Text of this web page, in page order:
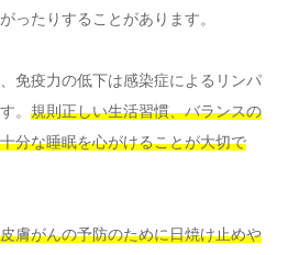
ったりすることがあります。
免疫力の低下は感染症によるリンパ
。 規則正しい生活習慣、バランスの
分な睡眠を心がけることが大切で
皮膚がんの予防のために日焼け止めや